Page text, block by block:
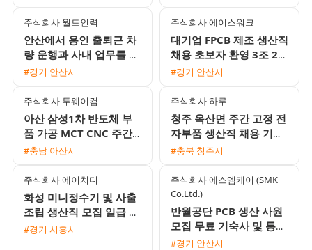
주식회사 월드인력
안산에서 용인 출퇴근 차
량 운행과 사내 업무를 병
행할 대형면허 소지자를
#경기 안산시
주식회사 에이스워크
대기업 FPCB 제조 생산직
채용 초보자 환영 3조 2교
대 및 통근버스 운행
#경기 안산시
주식회사 투웨이컴
아산 삼성1차 반도체 부
품 가공 MCT CNC 주간
및 2교대 모집 무료 기숙
#충남 아산시
주식회사 하루
청주 옥산면 주간 고정 전
자부품 생산직 채용 기숙
사 및 삼식 제공 초보자
#충북 청주시
주식회사 에이치디
화성 미니정수기 및 사출
조립 생산직 모집 일급 주
급 익일지급 통근버스 운
#경기 시흥시
주식회사 에스엠케이 (SMK
Co.Ltd.)
반월공단 PCB 생산 사원
모집 무료 기숙사 및 통근
버스 운행 3조2교대
#경기 안산시